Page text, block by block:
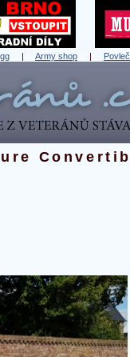
| Army shop |